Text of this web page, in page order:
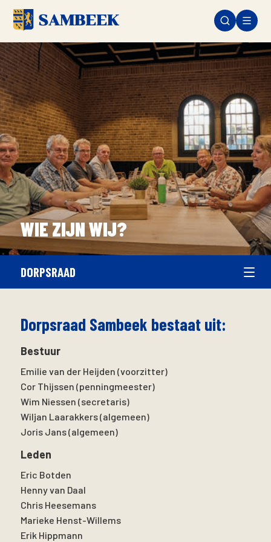
WIE ZIJN WIJ?
DORPSRAAD
Dorpsraad Sambeek bestaat uit:
Bestuur
Emilie van der Heijden (voorzitter)
Cor Thijssen (penningmeester)
Wim Niessen (secretaris)
Wiljan Laarakkers (algemeen)
Joris Jans (algemeen)
Leden
Eric Botden
Henny van Daal
Chris Heesemans
Marieke Henst-Willems
Erik Hippmann